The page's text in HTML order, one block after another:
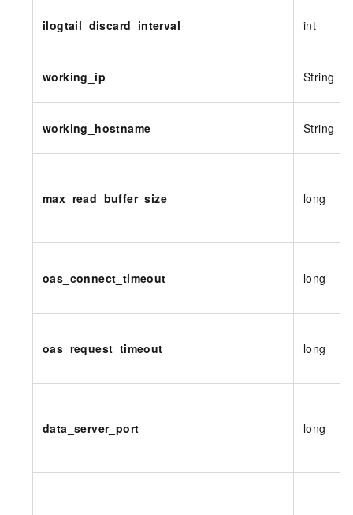
ilogtail_discard_interval int
working_ip String
working_hostname String
max_read_buffer_size long
oas_connect_timeout long
oas_request_timeout long
data_server_port long